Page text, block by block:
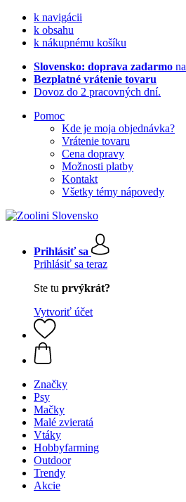
k navigácii
k obsahu
k nákupnému košíku
Slovensko: doprava zadarmo
Bezplatné vrátenie tovaru
Dovoz do 2 pracovných dní.
Pomoc
Kde je moja objednávka?
Vrátenie tovaru
Cena dopravy
Možnosti platby
Kontakt
Všetky témy nápovedy
Prihlásiť sa
Prihlásiť sa teraz
Ste tu prvýkrát?
Vytvoriť účet
Značky
Psy
Mačky
Malé zvieratá
Vtáky
Hobbyfarming
Outdoor
Trendy
Akcie